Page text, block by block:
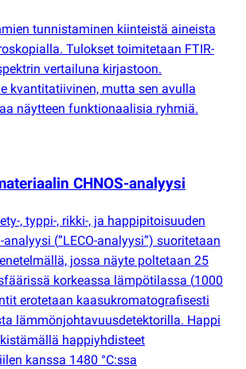
tunnistaminen kiinteistä aineista
Tulokset toimitetaan FTIR-
vertailuna kirjastoon.
kvantitatiivinen, mutta sen avulla
näytteen funktionaalisia ryhmiä.
CHNOS-analyysi
, typpi-, rikki-, ja happipitoisuuden
analyysi (”LECO-analyysi”) suoritetaan
jossa näyte poltetaan 25
korkeassa lämpötilassa (1000
erotetaan kaasukromatografisesti
lämmönjohtavuusdetektorilla. Happi
happiyhdisteet
kanssa 1480 °C:ssa